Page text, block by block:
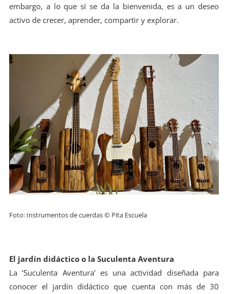
embargo, a lo que sí se da la bienvenida, es a un deseo
activo de crecer, aprender, compartir y explorar.
Foto: Instrumentos de cuerdas © Pita Escuela
El jardín didáctico o la Suculenta Aventura
La ‘Suculenta Aventura’ es una actividad diseñada para
conocer el jardín didáctico que cuenta con más de 30